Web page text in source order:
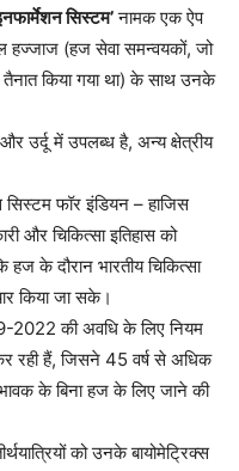
सिस्टम’नामक एक ऐप
हज्जाज (हज सेवा समन्वयकों, जो
तैनात किया गया था) के साथ उनके
उर्दू में उपलब्ध है, अन्य क्षेत्रीय
फॉर इंडियन – हाजिस
और चिकित्सा इतिहास को
के दौरान भारतीय चिकित्सा
किया जा सके।
2022 की अवधि के लिए नियम
रही हैं, जिसने 45 वर्ष से अधिक
के बिना हज के लिए जाने की
को उनके बायोमेट्रिक्स